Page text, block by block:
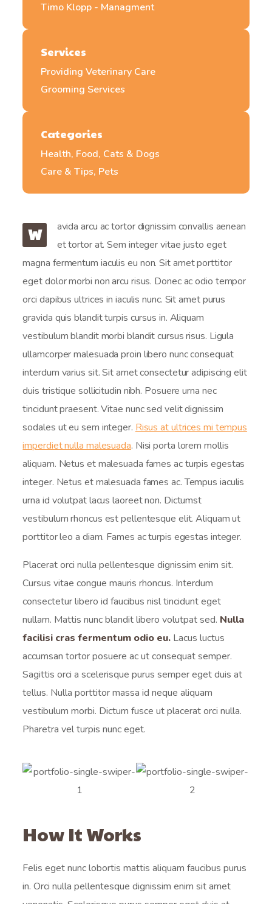
Timo Klopp - Managment
Services
Providing Veterinary Care
Grooming Services
Categories
Health, Food, Cats & Dogs
Care & Tips, Pets
W
avida arcu ac tortor dignissim convallis aenean
et tortor at. Sem integer vitae justo eget
magna fermentum iaculis eu non. Sit amet porttitor
eget dolor morbi non arcu risus. Donec ac odio tempor
orci dapibus ultrices in iaculis nunc. Sit amet purus
gravida quis blandit turpis cursus in. Aliquam
vestibulum blandit morbi blandit cursus risus. Ligula
ullamcorper malesuada proin libero nunc consequat
interdum varius sit. Sit amet consectetur adipiscing elit
duis tristique sollicitudin nibh. Posuere urna nec
tincidunt praesent. Vitae nunc sed velit dignissim
sodales ut eu sem integer. Risus at ultrices mi tempus
imperdiet nulla malesuada. Nisi porta lorem mollis
aliquam. Netus et malesuada fames ac turpis egestas
integer. Netus et malesuada fames ac. Tempus iaculis
urna id volutpat lacus laoreet non. Dictumst
vestibulum rhoncus est pellentesque elit. Aliquam ut
porttitor leo a diam. Fames ac turpis egestas integer.
Placerat orci nulla pellentesque dignissim enim sit.
Cursus vitae congue mauris rhoncus. Interdum
consectetur libero id faucibus nisl tincidunt eget
nullam. Mattis nunc blandit libero volutpat sed. Nulla
facilisi cras fermentum odio eu. Lacus luctus
accumsan tortor posuere ac ut consequat semper.
Sagittis orci a scelerisque purus semper eget duis at
tellus. Nulla porttitor massa id neque aliquam
vestibulum morbi. Dictum fusce ut placerat orci nulla.
Pharetra vel turpis nunc eget.
How It Works
Felis eget nunc lobortis mattis aliquam faucibus purus
in. Orci nulla pellentesque dignissim enim sit amet